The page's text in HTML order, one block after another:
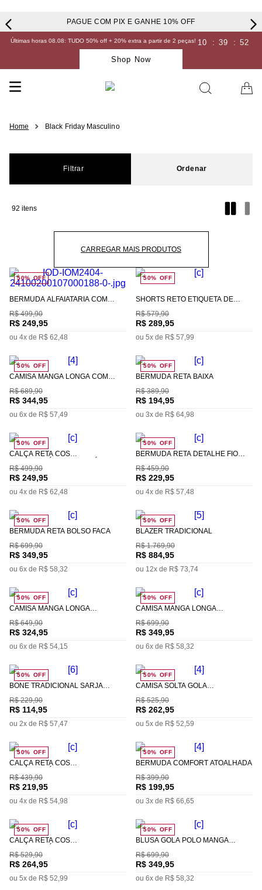
PAGUE COM PIX E GANHE 10% OFF
Últimas horas 08.08: TUDO 50% off + 20% extra a partir de 2 peças! 10 : 39 : 52
Shop Now
Black Friday Masculino
Filtrar
92
50% OFF
BERMUDA ALFAIATARIA COM
R$ 499,90
R$ 249,95
ou 4x de R$ 62,48
50% OFF
SHORTS RETO ETIQUETA DE
R$ 579,90
R$ 289,95
ou 5x de R$ 57,99
50% OFF
CAMISA MANGA LONGA COM
R$ 689,90
R$ 344,95
ou 6x de R$ 57,49
50% OFF
BERMUDA RETA BAIXA
R$ 389,90
R$ 194,95
ou 3x de R$ 64,98
50% OFF
CALÇA RETA CÓS
R$ 499,90
R$ 249,95
ou 4x de R$ 62,48
50% OFF
BERMUDA RETA DETALHE FIO
R$ 459,90
R$ 229,95
ou 4x de R$ 57,48
50% OFF
BERMUDA RETA BOLSO FACA
R$ 699,90
R$ 349,95
ou 6x de R$ 58,32
50% OFF
BLAZER TRADICIONAL
R$ 1.769,90
R$ 884,95
ou 12x de R$ 73,74
50% OFF
CAMISA MANGA LONGA
R$ 649,90
R$ 324,95
ou 6x de R$ 54,15
50% OFF
CAMISA MANGA LONGA
R$ 699,90
R$ 349,95
ou 6x de R$ 58,32
50% OFF
BONE TRADICIONAL SARJA
R$ 229,90
R$ 114,95
ou 2x de R$ 57,47
50% OFF
CAMISA SOLTA GOLA
PADRÃO
R$ 525,90
R$ 262,95
ou 5x de R$ 52,59
50% OFF
CALÇA RETA CÓS
R$ 439,90
R$ 219,95
ou 4x de R$ 54,98
50% OFF
BERMUDA COMFORT ATOALHADA
R$ 399,90
R$ 199,95
ou 3x de R$ 66,65
50% OFF
CALÇA RETA CÓS
TINTO
R$ 529,90
R$ 264,95
ou 5x de R$ 52,99
50% OFF
BLUSA GOLA POLO MANGA
R$ 699,90
R$ 349,95
ou 6x de R$ 58,32